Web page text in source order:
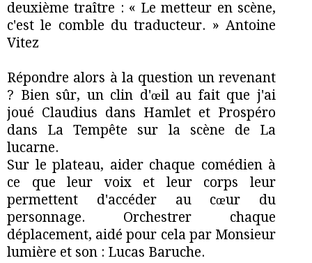
deuxième traître : « Le metteur en scène,
c'est le comble du traducteur. » Antoine
Vitez
Répondre alors à la question un revenant
? Bien sûr, un clin d'œil au fait que j'ai
joué Claudius dans Hamlet et Prospéro
dans La Tempête sur la scène de La
lucarne.
Sur le plateau, aider chaque comédien à
ce que leur voix et leur corps leur
permettent d'accéder au cœur du
personnage. Orchestrer chaque
déplacement, aidé pour cela par Monsieur
lumière et son : Lucas Baruche.